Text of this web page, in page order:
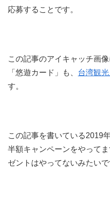
応募することです。
この記事のアイキャッチ画
「悠遊カード」も、 台湾観
す。
この記事を書いている2019
半額キャンペーンをやって
ゼントはやってないみたいで